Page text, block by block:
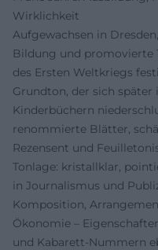
Wirklichkeit
Aufgewachsen in
Bildung und promovierte
des Ersten Weltkriegs
Grundton, der sich später
Kinderbüchern
renommierte Blätter,
Rezensent und
Tonlage: kristallklar,
in Journalismus und
Komposition,
Ökonomie –
und Kabarett-Nummern